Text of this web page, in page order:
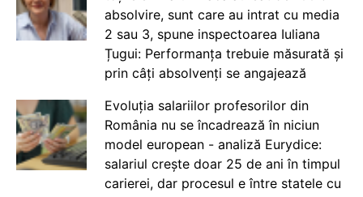
absolvire, sunt care au intrat cu media
2 sau 3, spune inspectoarea Iuliana
Țugui: Performanța trebuie măsurată și
prin câți absolvenți se angajează
Evoluția salariilor profesorilor din
România nu se încadrează în niciun
model european - analiză Eurydice:
salariul crește doar 25 de ani în timpul
carierei, dar procesul e între statele cu